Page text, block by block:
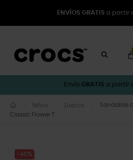
ENVÍOS GRATIS a partir
Envío GRATIS a partir
Niños Zuecos
Sandalias
Classic Flower T
-40%